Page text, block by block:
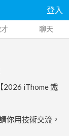
登入
聊天
2026 iThome 鐵
你用技術交流，